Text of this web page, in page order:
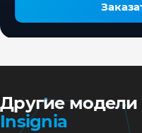
Другие модели
Insignia